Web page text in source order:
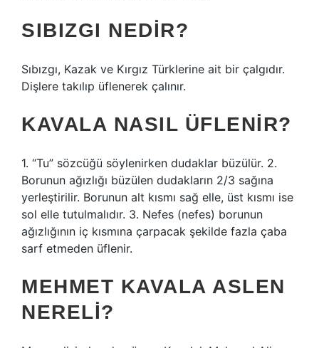
SIBIZGI NEDIR?
Sıbızgı, Kazak ve Kırgız Türklerine ait bir çalgıdır.
Dişlere takılıp üflenerek çalınır.
KAVALA NASIL ÜFLENIR?
1. “Tu” sözcüğü söylenirken dudaklar büzülür. 2.
Borunun ağızlığı büzülen dudakların 2/3 sağına
yerleştirilir. Borunun alt kısmı sağ elle, üst kısmı ise
sol elle tutulmalıdır. 3. Nefes (nefes) borunun
ağızlığının iç kısmına çarpacak şekilde fazla çaba
sarf etmeden üflenir.
MEHMET KAVALA ASLEN
NERELI?